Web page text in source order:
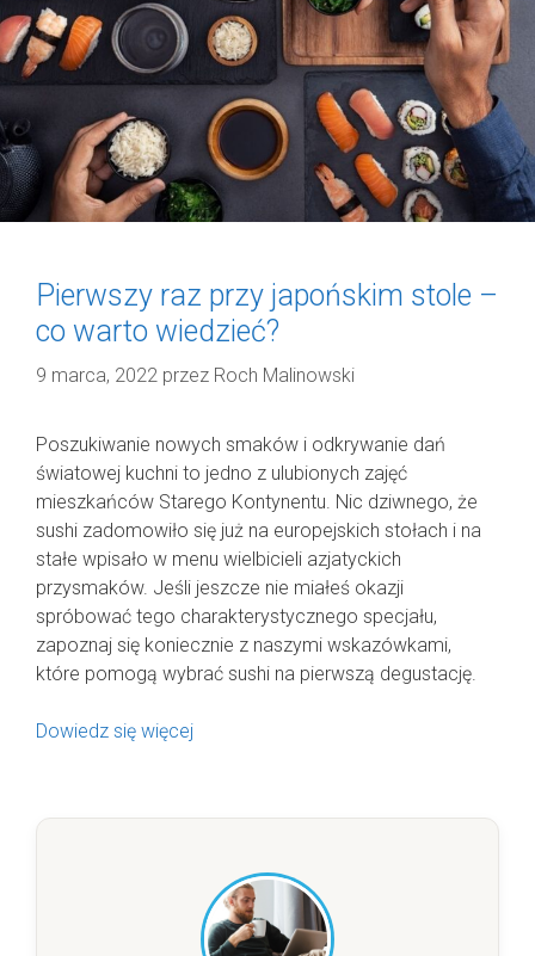
Pierwszy raz przy japońskim stole –
co warto wiedzieć?
9 marca, 2022 przez Roch Malinowski
Poszukiwanie nowych smaków i odkrywanie dań
światowej kuchni to jedno z ulubionych zajęć
mieszkańców Starego Kontynentu. Nic dziwnego, że
sushi zadomowiło się już na europejskich stołach i na
stałe wpisało w menu wielbicieli azjatyckich
przysmaków. Jeśli jeszcze nie miałeś okazji
spróbować tego charakterystycznego specjału,
zapoznaj się koniecznie z naszymi wskazówkami,
które pomogą wybrać sushi na pierwszą degustację.
Dowiedz się więcej